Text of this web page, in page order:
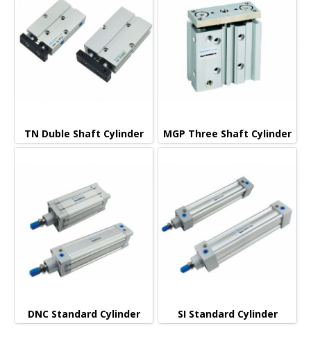
TN Duble Shaft Cylinder MGP Three Shaft Cylinder
DNC Standard Cylinder SI Standard Cylinder